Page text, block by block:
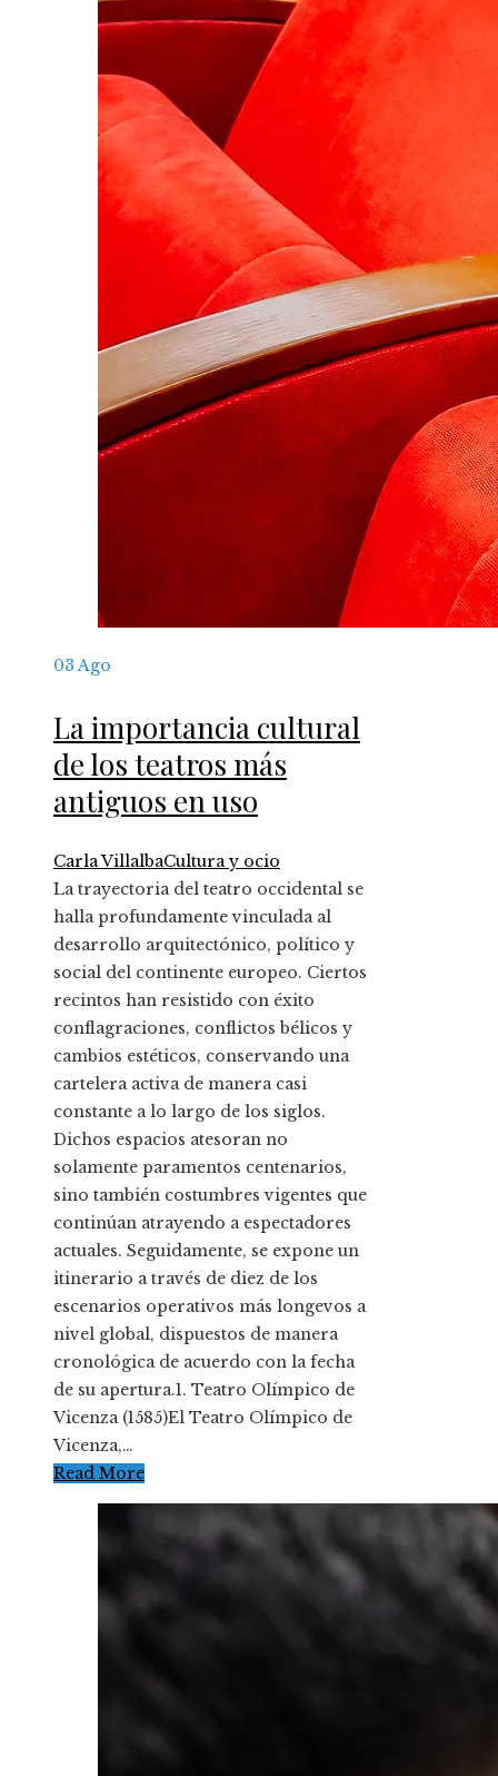
03 Ago
La importancia cultural
de los teatros más
antiguos en uso
Carla VillalbaCultura y ocio
La trayectoria del teatro occidental se
halla profundamente vinculada al
desarrollo arquitectónico, político y
social del continente europeo. Ciertos
recintos han resistido con éxito
conflagraciones, conflictos bélicos y
cambios estéticos, conservando una
cartelera activa de manera casi
constante a lo largo de los siglos.
Dichos espacios atesoran no
solamente paramentos centenarios,
sino también costumbres vigentes que
continúan atrayendo a espectadores
actuales. Seguidamente, se expone un
itinerario a través de diez de los
escenarios operativos más longevos a
nivel global, dispuestos de manera
cronológica de acuerdo con la fecha
de su apertura.1. Teatro Olímpico de
Vicenza (1585)El Teatro Olímpico de
Vicenza,…
Read More